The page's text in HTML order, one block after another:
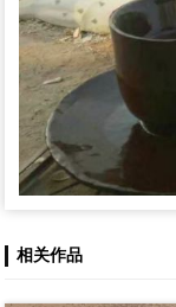
相关作品